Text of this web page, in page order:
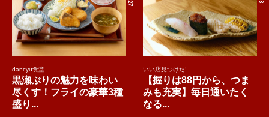
dancyu食堂
黒瀬ぶりの魅力を味わい
尽くす！フライの豪華3種
盛り...
いい店見つけた!
【握りは88円から、つま
みも充実】毎日通いたく
なる...